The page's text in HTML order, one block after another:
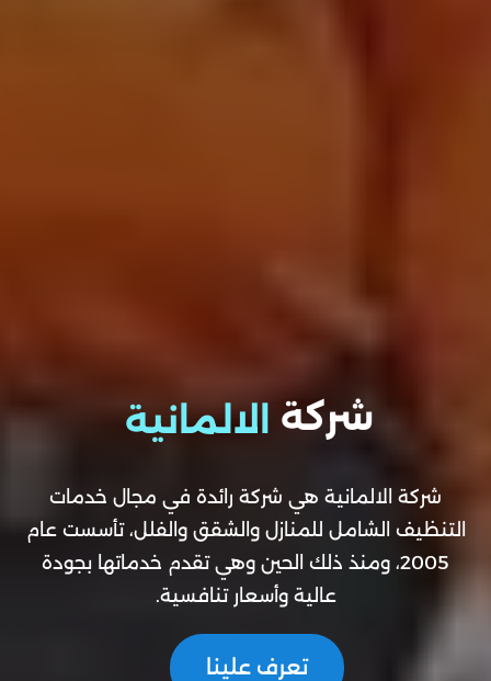
شركة الالمانية
شركة الالمانية هي شركة رائدة في مجال خدمات
التنظيف الشامل للمنازل والشقق والفلل، تأسست عام
2005، ومنذ ذلك الحين وهي تقدم خدماتها بجودة
عالية وأسعار تنافسية.
تعرف علينا